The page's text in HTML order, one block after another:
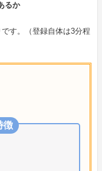
るか
す。（登録自体は3分程
徴